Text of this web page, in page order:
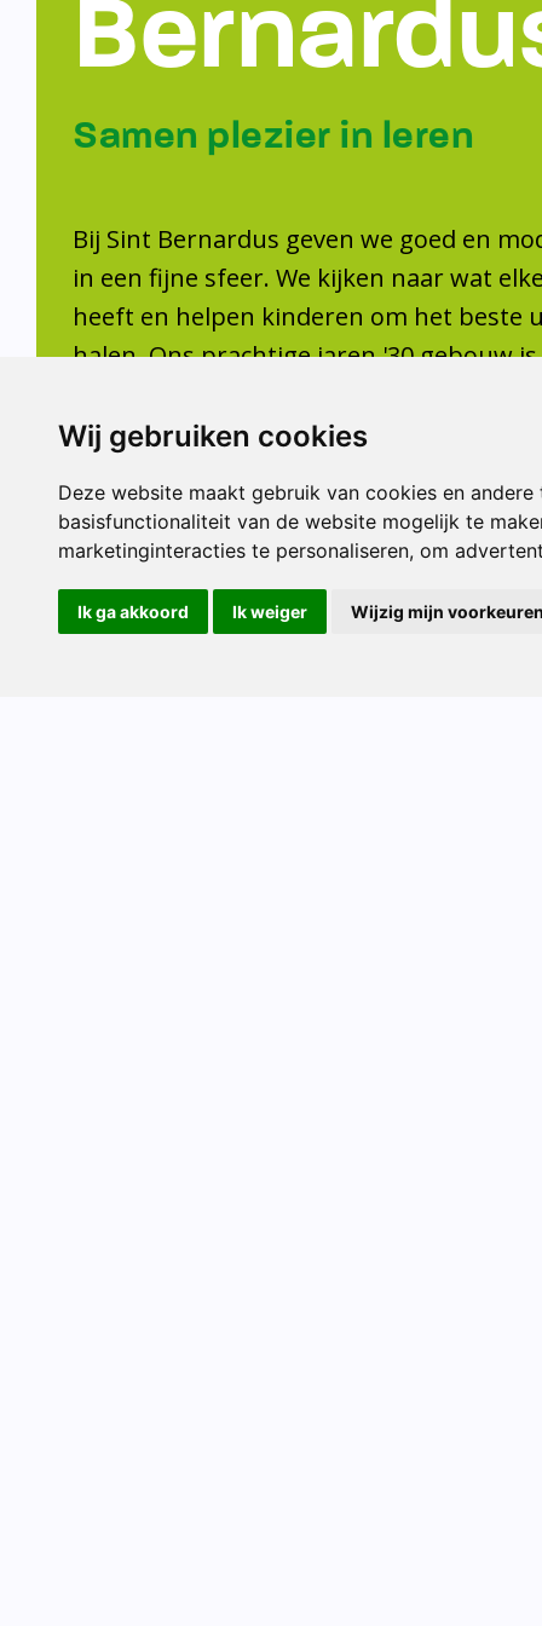
Wij gebruiken cookies
Deze website maakt gebruik van cookies en
basisfunctionaliteit van de website mogelijk te
marketinginteracties te personaliseren, om
Ik ga akkoord Ik weiger Wijzig mijn
Samen plezier in leren
Bij Sint Bernardus geven we goed en
in een fijne sfeer. We kijken naar wat
heeft en helpen kinderen om het beste
halen. Ons prachtige jaren '30 gebouw
Sint Bernardus hebben kinderen samen